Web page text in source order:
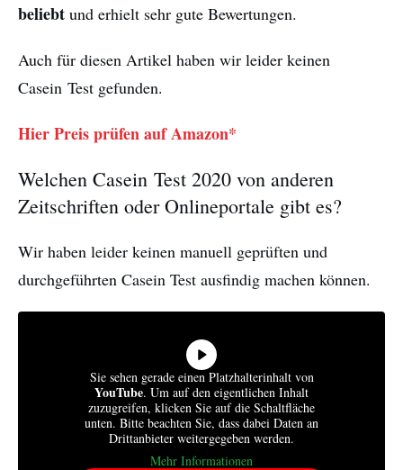
beliebt und erhielt sehr gute Bewertungen.
Auch für diesen Artikel haben wir leider keinen
Casein Test gefunden.
Hier Preis prüfen auf Amazon*
Welchen Casein Test 2020 von anderen
Zeitschriften oder Onlineportale gibt es?
Wir haben leider keinen manuell geprüften und
durchgeführten Casein Test ausfindig machen können.
Sie sehen gerade einen Platzhalterinhalt von
YouTube. Um auf den eigentlichen Inhalt
zuzugreifen, klicken Sie auf die Schaltfläche
unten. Bitte beachten Sie, dass dabei Daten an
Drittanbieter weitergegeben werden.
Mehr Informationen